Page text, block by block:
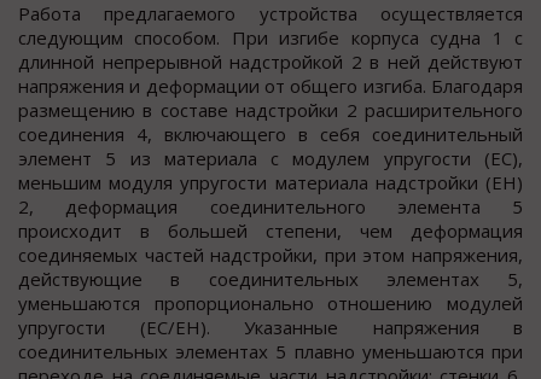
Работа предлагаемого устройства осуществляется
следующим способом. При изгибе корпуса судна 1 с
длинной непрерывной надстройкой 2 в ней действуют
напряжения и деформации от общего изгиба. Благодаря
размещению в составе надстройки 2 расширительного
соединения 4, включающего в себя соединительный
элемент 5 из материала с модулем упругости (ЕС),
меньшим модуля упругости материала надстройки (ЕН)
2, деформация соединительного элемента 5
происходит в большей степени, чем деформация
соединяемых частей надстройки, при этом напряжения,
действующие в соединительных элементах 5,
уменьшаются пропорционально отношению модулей
упругости (ЕС/ЕН). Указанные напряжения в
соединительных элементах 5 плавно уменьшаются при